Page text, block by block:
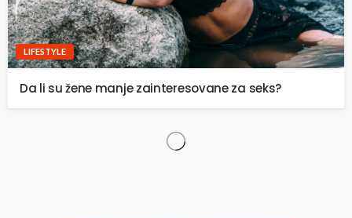
LIFESTYLE
Da li su žene manje zainteresovane za seks?